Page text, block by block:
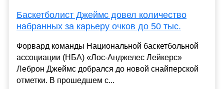
Баскетболист Джеймс довел количество
набранных за карьеру очков до 50 тыс.
Форвард команды Национальной баскетбольной
ассоциации (НБА) «Лос-Анджелес Лейкерс»
Леброн Джеймс добрался до новой снайперской
отметки. В прошедшем с...